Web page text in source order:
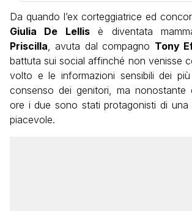
Da quando l’ex corteggiatrice ed
Giulia De Lellisè diventata
Priscilla , avuta dal compagno Tony
battuta sui social affinché non venisse
volto e le informazioni sensibili dei
consenso dei genitori, ma nonostante
ore i due sono stati protagonisti di una
piacevole.